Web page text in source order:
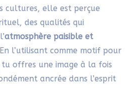
cultures, elle est perçue
des qualités qui
atmosphère paisible et
l’utilisant comme motif pour
offres une image à la fois
ancrée dans l’esprit